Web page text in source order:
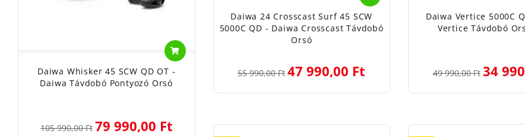
Daiwa Whisker 45 SCW QD OT -
Daiwa Távdobó Pontyozó Orsó
105 990,00 Ft 79 990,00 Ft
Daiwa 24 Crosscast Surf 45 SCW
5000C QD - Daiwa Crosscast Távdobó
Orsó
55 990,00 Ft 47 990,00 Ft
Daiwa Vertice 5000C
Vertice Távdobó
49 990,00 Ft 34